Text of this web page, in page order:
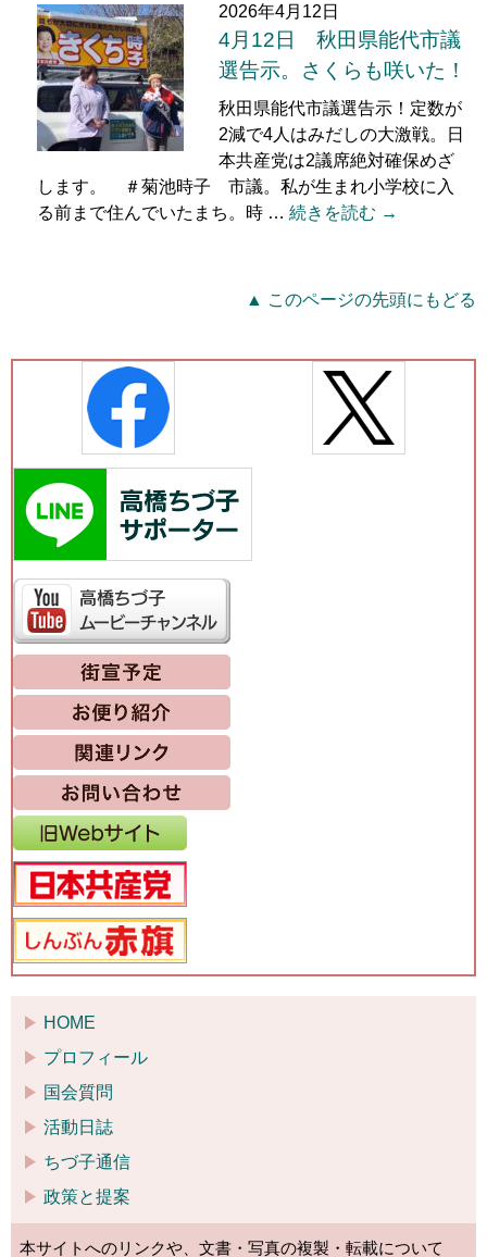
2026年4月12日
4月12日 秋田県能代市議
選告示。さくらも咲いた！
秋田県能代市議選告示！定数が
2減で4人はみだしの大激戦。日
本共産党は2議席絶対確保めざ
します。 ＃菊池時子 市議。私が生まれ小学校に入
る前まで住んでいたまち。時 … 続きを読む →
▲ このページの先頭にもどる
HOME
プロフィール
国会質問
活動日誌
ちづ子通信
政策と提案
本サイトへのリンクや、文書・写真の複製・転載について